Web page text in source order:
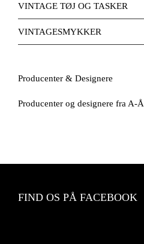
VINTAGE TØJ OG TASKER
VINTAGESMYKKER
Producenter & Designere
Producenter og designere fra A-Å
FIND OS PÅ FACEBOOK